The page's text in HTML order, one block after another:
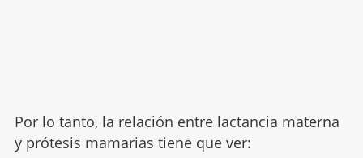
Por lo tanto, la relación entre lactancia materna
y prótesis mamarias tiene que ver: